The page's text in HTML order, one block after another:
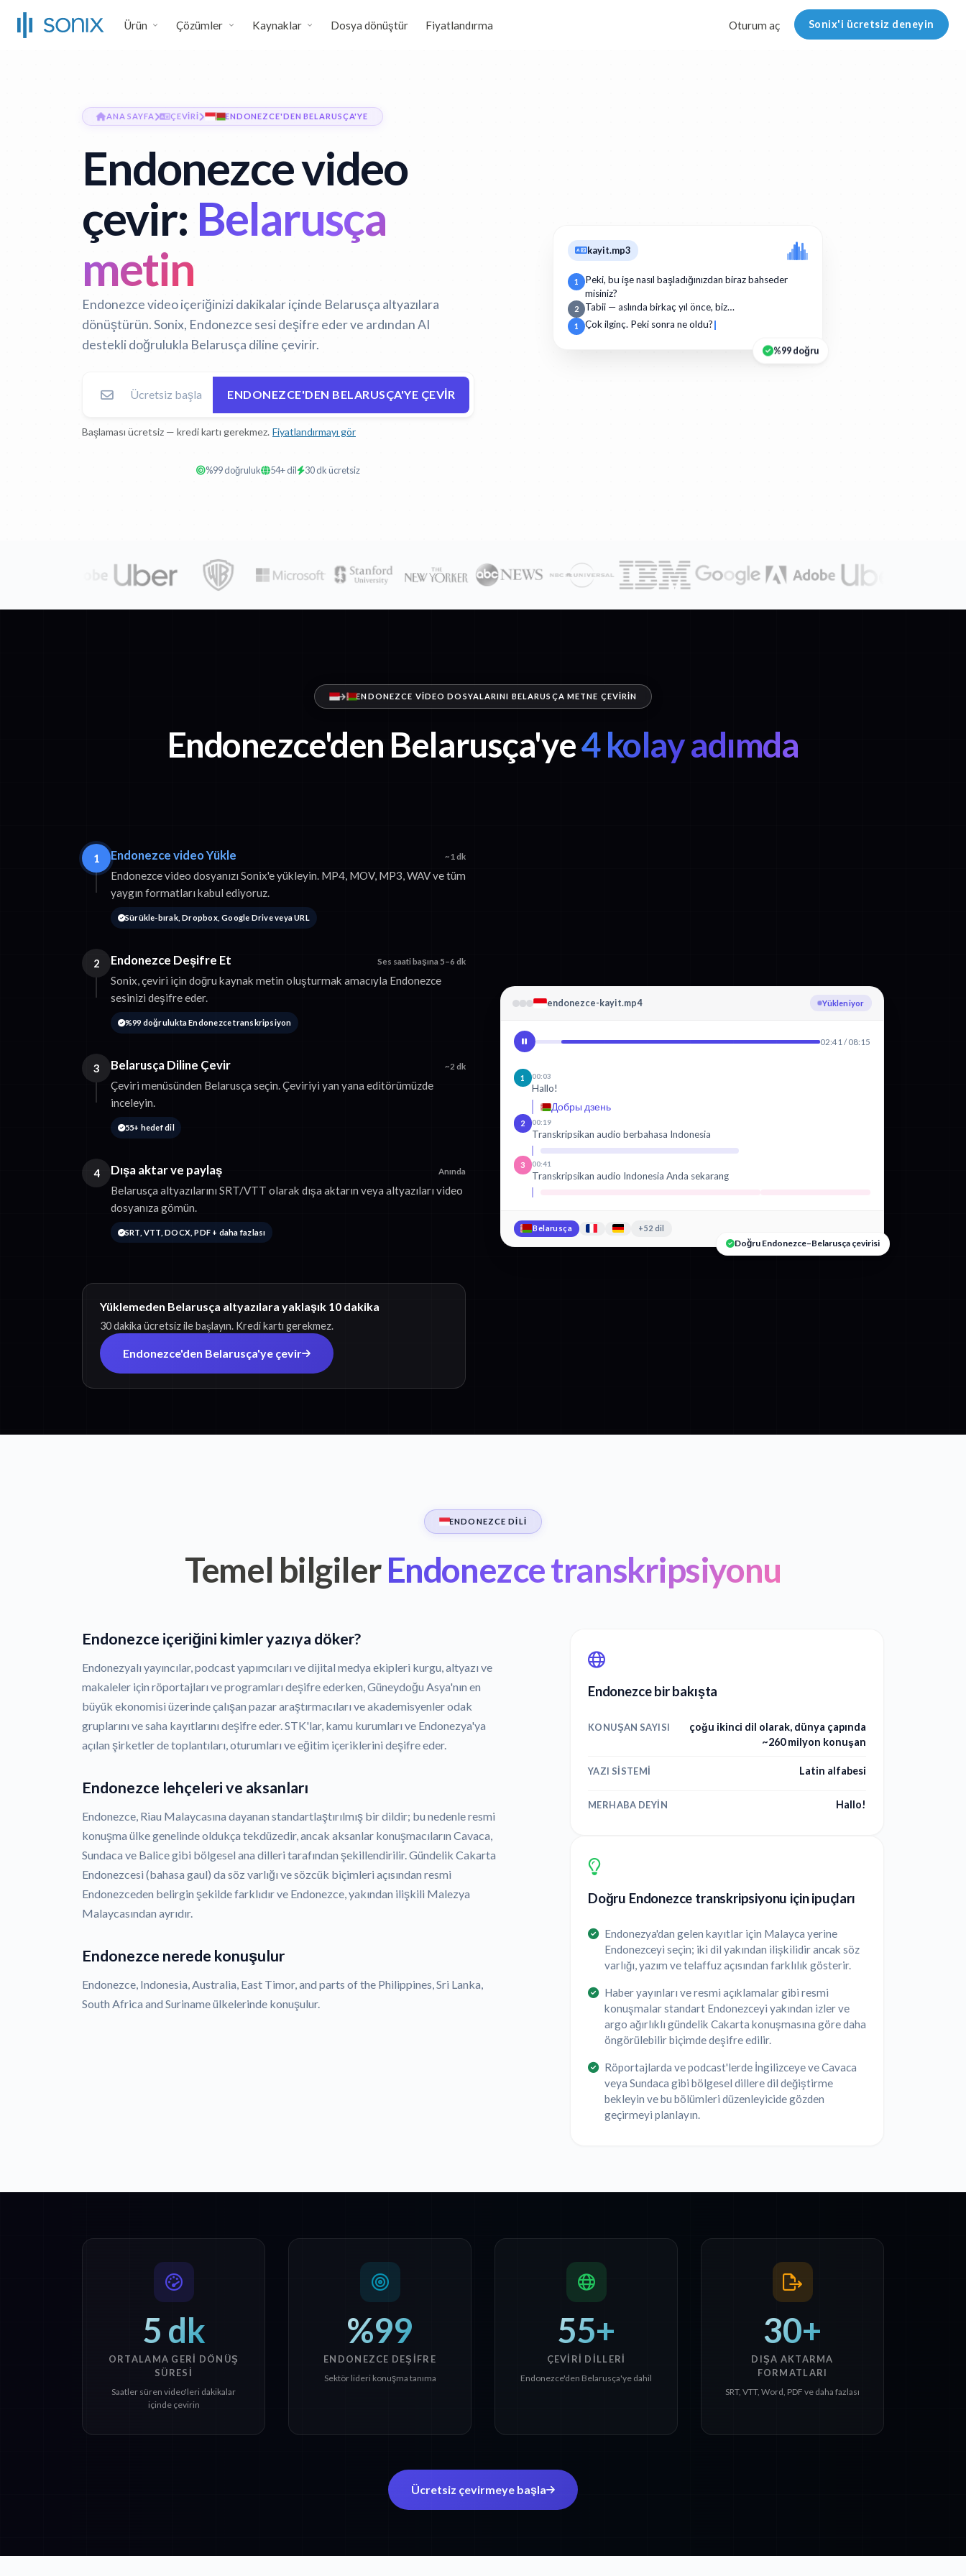
Ürün Çözümler Kaynaklar Dosya dönüştür Fiyatlandırma Oturum aç Sonix'i ücretsiz deneyin
ANA SAYFA ÇEVIRI ENDONEZCE'DEN BELARUSÇA'YE
Endonezce video
çevir: Belarusça
metin
Endonezce video içeriğinizi dakikalar içinde Belarusça altyazılara
dönüştürün. Sonix, Endonezce sesi deşifre eder ve ardından AI
destekli doğrulukla Belarusça diline çevirir.
ENDONEZCE'DEN BELARUSÇA'YE ÇEVIR
Başlaması ücretsiz — kredi kartı gerekmez. Fiyatlandırmayı gör
%99 doğruluk 54+ dil 30 dk ücretsiz
kayit.mp3
1
Peki, bu işe nasıl başladığınızdan biraz bahseder
misiniz?
2 Tabii — aslında birkaç yıl önce, biz…
1 Çok ilginç. Peki sonra ne oldu?
%99 doğru
ENDONEZCE VIDEO DOSYALARINI BELARUSÇA METNE ÇEVIRIN
Endonezce'den Belarusça'ye4 kolay adımda
1 Endonezce video Yükle ~1 dk
Endonezce video dosyanızı Sonix'e yükleyin. MP4, MOV, MP3, WAV ve tüm
yaygın formatları kabul ediyoruz.
Sürükle-bırak, Dropbox, Google Drive veya URL
2 Endonezce Deşifre Et Ses saati başına 5–6 dk
Sonix, çeviri için doğru kaynak metin oluşturmak amacıyla Endonezce
sesinizi deşifre eder.
%99 doğrulukta Endonezce transkripsiyon
3 Belarusça Diline Çevir ~2 dk
Çeviri menüsünden Belarusça seçin. Çeviriyi yan yana editörümüzde
inceleyin.
55+ hedef dil
4 Dışa aktar ve paylaş Anında
Belarusça altyazılarını SRT/VTT olarak dışa aktarın veya altyazıları video
dosyanıza gömün.
SRT, VTT, DOCX, PDF + daha fazlası
Yüklemeden Belarusça altyazılara yaklaşık 10 dakika
30 dakika ücretsiz ile başlayın. Kredi kartı gerekmez.
Endonezce'den Belarusça'ye çevir
endonezce-kayit.mp4 Endonezce yazıya dökülüyor
02:41 / 08:15
1 00:03
Hallo!
Добры дзень
2 00:19
Transkripsikan audio berbahasa Indonesia
3 00:41
Transkripsikan audio Indonesia Anda sekarang
Belarusça +52 dil
Doğru Endonezce–Belarusça çevirisi
ENDONEZCE DILI
Temel bilgilerEndonezce transkripsiyonu
Endonezce içeriğini kimler yazıya döker?
Endonezyalı yayıncılar, podcast yapımcıları ve dijital medya ekipleri kurgu, altyazı ve
makaleler için röportajları ve programları deşifre ederken, Güneydoğu Asya'nın en
büyük ekonomisi üzerinde çalışan pazar araştırmacıları ve akademisyenler odak
gruplarını ve saha kayıtlarını deşifre eder. STK'lar, kamu kurumları ve Endonezya'ya
açılan şirketler de toplantıları, oturumları ve eğitim içeriklerini deşifre eder.
Endonezce lehçeleri ve aksanları
Endonezce, Riau Malaycasına dayanan standartlaştırılmış bir dildir; bu nedenle resmi
konuşma ülke genelinde oldukça tekdüzedir, ancak aksanlar konuşmacıların Cavaca,
Sundaca ve Balice gibi bölgesel ana dilleri tarafından şekillendirilir. Gündelik Cakarta
Endonezcesi (bahasa gaul) da söz varlığı ve sözcük biçimleri açısından resmi
Endonezceden belirgin şekilde farklıdır ve Endonezce, yakından ilişkili Malezya
Malaycasından ayrıdır.
Endonezce nerede konuşulur
Endonezce, Indonesia, Australia, East Timor, and parts of the Philippines, Sri Lanka,
South Africa and Suriname ülkelerinde konuşulur.
Endonezce bir bakışta
KONUŞAN SAYISI
çoğu ikinci dil olarak, dünya çapında
~260 milyon konuşan
YAZI SISTEMI Latin alfabesi
MERHABA DEYIN Hallo!
Doğru Endonezce transkripsiyonu için ipuçları
Endonezya'dan gelen kayıtlar için Malayca yerine
Endonezceyi seçin; iki dil yakından ilişkilidir ancak söz
varlığı, yazım ve telaffuz açısından farklılık gösterir.
Haber yayınları ve resmi açıklamalar gibi resmi
konuşmalar standart Endonezceyi yakından izler ve
argo ağırlıklı gündelik Cakarta konuşmasına göre daha
öngörülebilir biçimde deşifre edilir.
Röportajlarda ve podcast'lerde İngilizceye ve Cavaca
veya Sundaca gibi bölgesel dillere dil değiştirme
bekleyin ve bu bölümleri düzenleyicide gözden
geçirmeyi planlayın.
5 dk
ORTALAMA GERI DÖNÜŞ
SÜRESI
Saatler süren video'leri dakikalar
içinde çevirin
%99
ENDONEZCE DEŞIFRE
Sektör lideri konuşma tanıma
55+
ÇEVIRI DILLERI
Endonezce'den Belarusça'ye dahil
30+
DIŞA AKTARMA
FORMATLARI
SRT, VTT, Word, PDF ve daha fazlası
Ücretsiz çevirmeye başla